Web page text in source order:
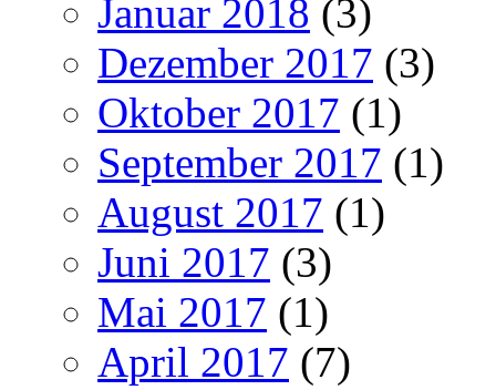
Januar 2018 (3)
Dezember 2017 (3)
Oktober 2017 (1)
September 2017 (1)
August 2017 (1)
Juni 2017 (3)
Mai 2017 (1)
April 2017 (7)